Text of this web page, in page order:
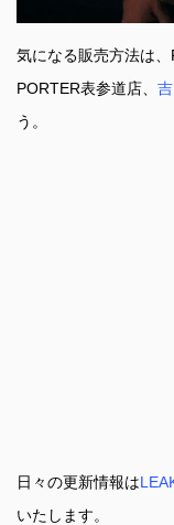
気になる販売方法は
PORTER表参道店、
う。
日々の更新情報は
いたします。